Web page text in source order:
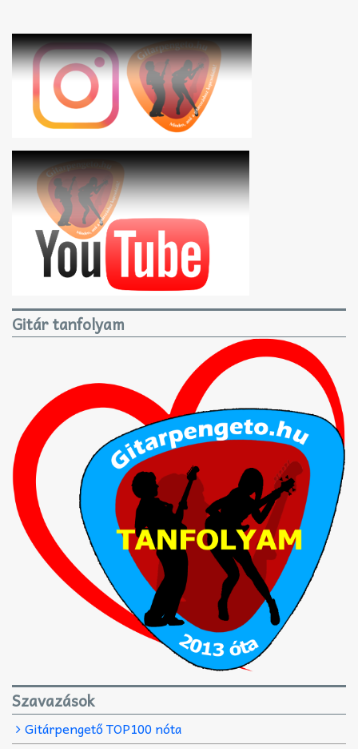
Gitár tanfolyam
Szavazások
Gitárpengető TOP100 nóta